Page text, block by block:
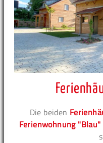
Die beiden
Ferienwohnung "Blau"